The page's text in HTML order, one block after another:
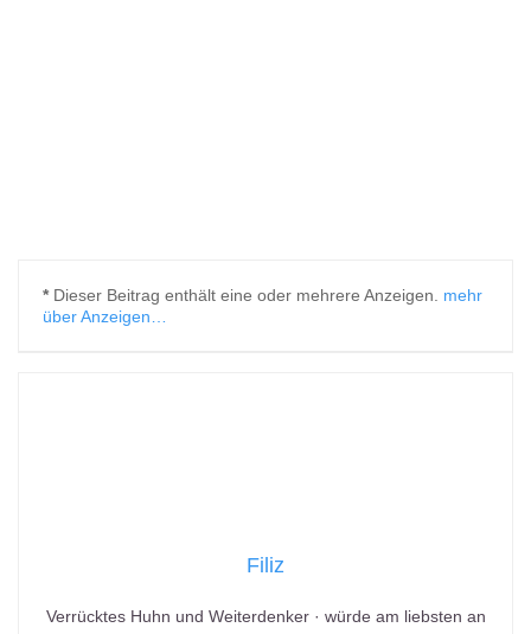
*Dieser Beitrag enthält eine oder mehrere Anzeigen. mehr
über Anzeigen…
Filiz
Verrücktes Huhn und Weiterdenker · würde am liebsten an